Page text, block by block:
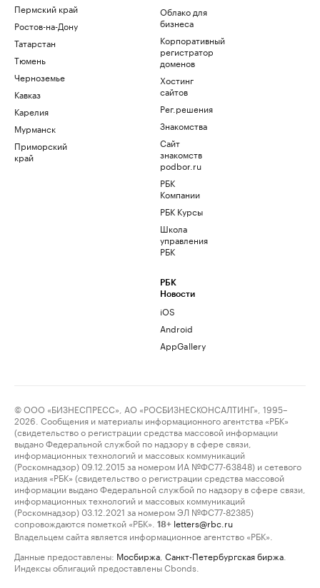
Пермский край
Ростов-на-Дону
Татарстан
Тюмень
Черноземье
Кавказ
Карелия
Мурманск
Приморский
край
Облако для
бизнеса
Корпоративный
регистратор
доменов
Хостинг
сайтов
Рег.решения
Знакомства
Сайт
знакомств
podbor.ru
РБК
Компании
РБК Курсы
Школа
управления
РБК
РБК
Новости
iOS
Android
AppGallery
© ООО «БИЗНЕСПРЕСС», АО «РОСБИЗНЕСКОНСАЛТИНГ», 1995–
2026. Сообщения и материалы информационного агентства «РБК»
(свидетельство о регистрации средства массовой информации
выдано Федеральной службой по надзору в сфере связи,
информационных технологий и массовых коммуникаций
(Роскомнадзор) 09.12.2015 за номером ИА №ФС77-63848) и сетевого
издания «РБК» (свидетельство о регистрации средства массовой
информации выдано Федеральной службой по надзору в сфере связи,
информационных технологий и массовых коммуникаций
(Роскомнадзор) 03.12.2021 за номером ЭЛ №ФС77-82385)
сопровождаются пометкой «РБК».
18+ letters@rbc.ru
Владельцем сайта является информационное агентство «РБК».
Данные предоставлены: Мосбиржа Санкт-Петербургская биржа
Индексы облигаций предоставлены Cbonds.